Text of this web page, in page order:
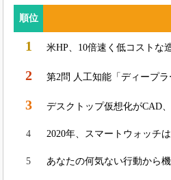
順位
1 米HP、10倍速く低コストな
2 第2問 人工知能「ディープ
3 デスクトップ仮想化がCAD
4 2020年、スマートウォッチ
5 あなたの何気ない行動から